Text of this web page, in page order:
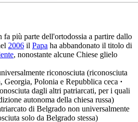
più parte dell'ortodossia a partire dallo
2006 il Papa ha abbandonato il titolo di
, nonostante alcune Chiese glielo
riconosciuta (riconosciuta
Georgia, Polonia e Repubblica ceca ·
dagli altri patriarcati, per i quali
autonoma della chiesa russa)
di Belgrado non universalmente
solo da Belgrado stessa)